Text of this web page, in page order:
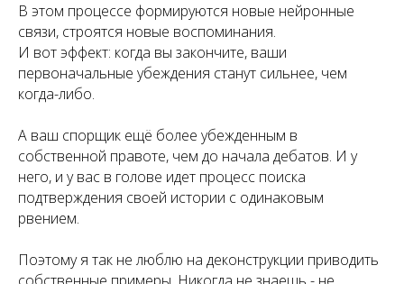
В этом процессе формируются новые нейронные
связи, строятся новые воспоминания.
И вот эффект: когда вы закончите, ваши
первоначальные убеждения станут сильнее, чем
когда-либо.
А ваш спорщик ещё более убежденным в
собственной правоте, чем до начала дебатов. И у
него, и у вас в голове идет процесс поиска
подтверждения своей истории с одинаковым
рвением.​
Поэтому я так не люблю на деконструкции приводить